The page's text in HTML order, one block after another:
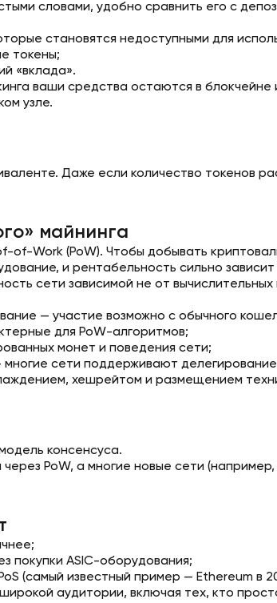
словами, удобно сравнить его с
становятся недоступными для
токены;
«вклада».
ваши средства остаются в
узле.
Даже если количество токенов
майнинга
of-Work (PoW). Чтобы добывать
и рентабельность сильно зависит
сети зависимой не от
— участие возможно с обычного
для PoW-алгоритмов;
монет и поведения сети;
сети поддерживают делегирование
хешрейтом и размещением
консенсуса.
PoW, а многие новые сети
покупки ASIC-оборудования;
(самый известный пример — Ethereum в
аудитории, включая тех, кто